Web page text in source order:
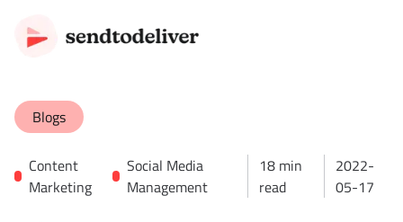
Blogs
Content
Marketing
Social Media
Management
18 min
read
2022-
05-17